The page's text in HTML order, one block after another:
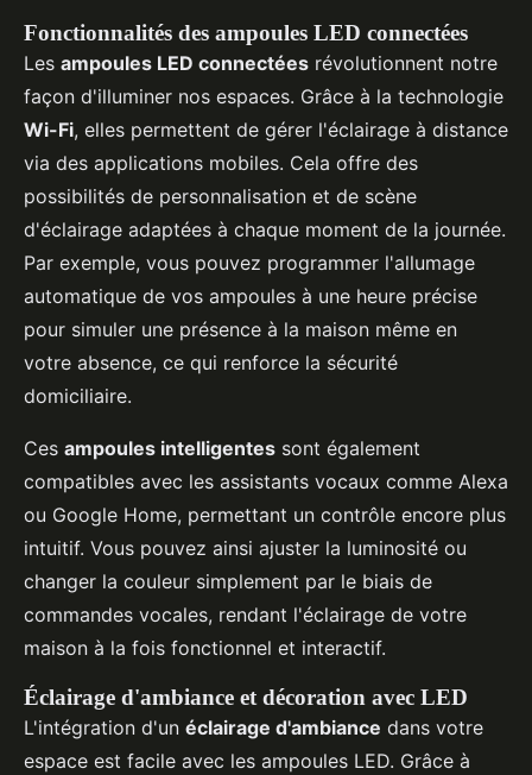
Fonctionnalités des ampoules LED connectées
Les ampoules LED connectées révolutionnent notre
façon d'illuminer nos espaces. Grâce à la technologie
Wi-Fi, elles permettent de gérer l'éclairage à distance
via des applications mobiles. Cela offre des
possibilités de personnalisation et de scène
d'éclairage adaptées à chaque moment de la journée.
Par exemple, vous pouvez programmer l'allumage
automatique de vos ampoules à une heure précise
pour simuler une présence à la maison même en
votre absence, ce qui renforce la sécurité
domiciliaire.
Ces ampoules intelligentes sont également
compatibles avec les assistants vocaux comme Alexa
ou Google Home, permettant un contrôle encore plus
intuitif. Vous pouvez ainsi ajuster la luminosité ou
changer la couleur simplement par le biais de
commandes vocales, rendant l'éclairage de votre
maison à la fois fonctionnel et interactif.
Éclairage d'ambiance et décoration avec LED
L'intégration d'un éclairage d'ambiance dans votre
espace est facile avec les ampoules LED. Grâce à